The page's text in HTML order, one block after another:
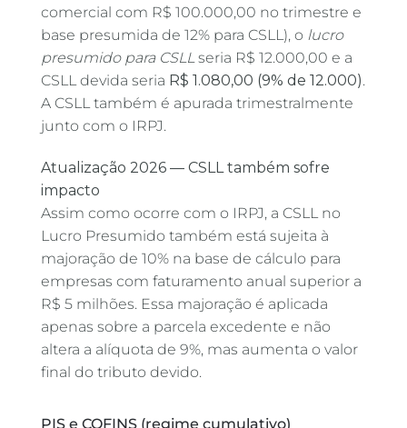
comercial com R$ 100.000,00 no trimestre e
base presumida de 12% para CSLL), o lucro
presumido para CSLLseria R$ 12.000,00 e a
CSLL devida seria R$ 1.080,00 (9% de 12.000).
A CSLL também é apurada trimestralmente
junto com o IRPJ.
Atualização 2026 — CSLL também sofre
impacto
Assim como ocorre com o IRPJ, a CSLL no
Lucro Presumido também está sujeita à
majoração de 10% na base de cálculo para
empresas com faturamento anual superior a
R$ 5 milhões. Essa majoração é aplicada
apenas sobre a parcela excedente e não
altera a alíquota de 9%, mas aumenta o valor
final do tributo devido.
PIS e COFINS (regime cumulativo)